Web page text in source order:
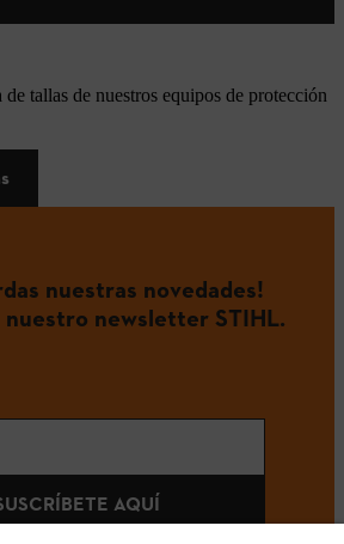
tallas de nuestros equipos de protección
nuestras novedades!
nuestro newsletter STIHL.
AQUÍ